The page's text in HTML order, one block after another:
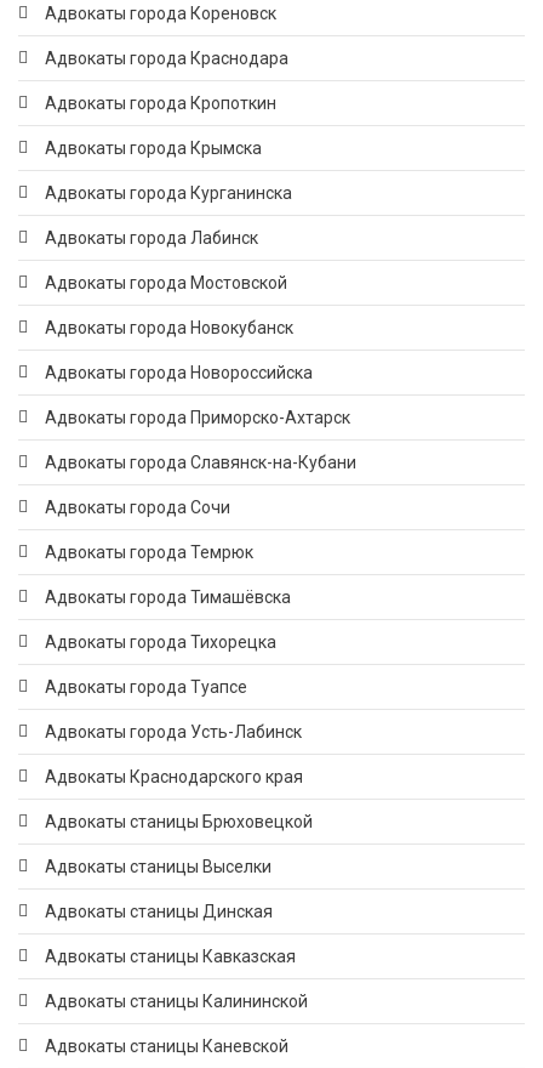
Адвокаты города Кореновск
Адвокаты города Краснодара
Адвокаты города Кропоткин
Адвокаты города Крымска
Адвокаты города Курганинска
Адвокаты города Лабинск
Адвокаты города Мостовской
Адвокаты города Новокубанск
Адвокаты города Новороссийска
Адвокаты города Приморско-Ахтарск
Адвокаты города Славянск-на-Кубани
Адвокаты города Сочи
Адвокаты города Темрюк
Адвокаты города Тимашёвска
Адвокаты города Тихорецка
Адвокаты города Туапсе
Адвокаты города Усть-Лабинск
Адвокаты Краснодарского края
Адвокаты станицы Брюховецкой
Адвокаты станицы Выселки
Адвокаты станицы Динская
Адвокаты станицы Кавказская
Адвокаты станицы Калининской
Адвокаты станицы Каневской